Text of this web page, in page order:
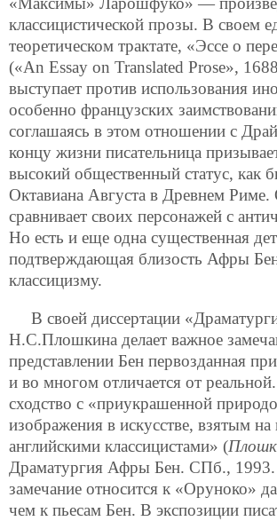
классицистической прозы. В своем
теоретическом трактате, «Эссе о
(«An Essay on Translated Prose»,
выступает против использования
особенно французских
соглашаясь в этом отношении с
концу жизни писательница
высокий общественный статус, как
Октавиана Августа в Древнем Риме.
сравнивает своих персонажей с
Но есть и еще одна существенная
подтверждающая близость Афры
классицизму.
В своей диссертации
Н.С.Плошкина делает важное
представлении Бен первозданная
и во многом отличается от
сходство с «приукрашенной
изображения в искусстве, взятым
английскими классицистами» (
Драматургия Афры Бен. СПб.,
замечание относится к «Оруноко»
чем к пьесам Бен. В экспозиции